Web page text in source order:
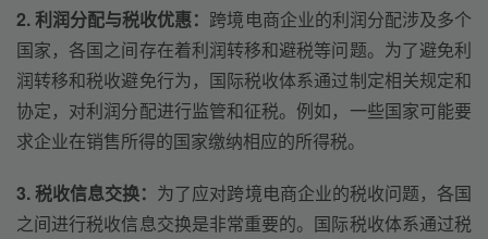
2. 利润分配与税收优惠： 跨境电商企业的利润分配涉及多个
国家，各国之间存在着利润转移和避税等问题。为了避免利
润转移和税收避免行为，国际税收体系通过制定相关规定和
协定，对利润分配进行监管和征税。例如，一些国家可能要
求企业在销售所得的国家缴纳相应的所得税。
3. 税收信息交换： 为了应对跨境电商企业的税收问题，各国
之间进行税收信息交换是非常重要的。国际税收体系通过税